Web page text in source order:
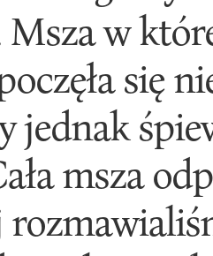
w
się
jednak
msza